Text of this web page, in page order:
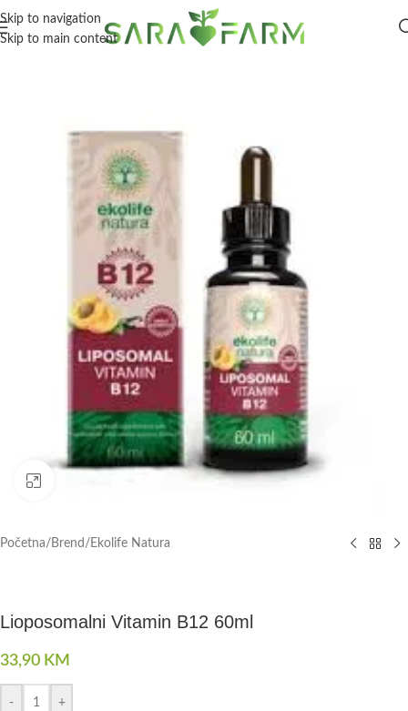
Skip to navigation
Skip to main content
Početna/ Brend / Ekolife Natura
Lioposomalni Vitamin B12 60ml
33,90 KM
- +